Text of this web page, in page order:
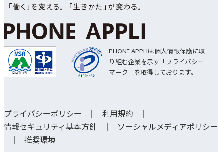
PHONE APPLIは個人情報保護に取
り組む企業を示す「プライバシー
マーク」を取得しております。
プライバシーポリシー
利用規約
情報セキュリティ基本方針
ソーシャルメディアポリシー
推奨環境